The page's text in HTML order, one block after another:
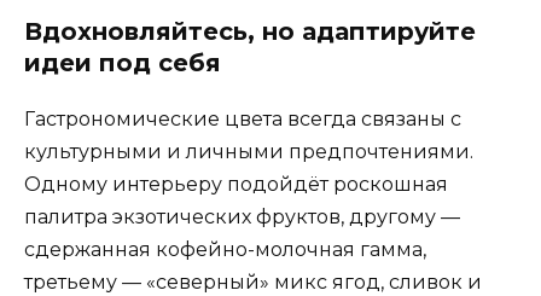
Вдохновляйтесь, но адаптируйте
идеи под себя
Гастрономические цвета всегда связаны с
культурными и личными предпочтениями.
Одному интерьеру подойдёт роскошная
палитра экзотических фруктов, другому —
сдержанная кофейно-молочная гамма,
третьему — «северный» микс ягод, сливок и